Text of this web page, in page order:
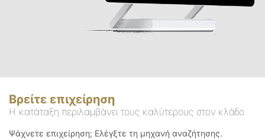
Βρείτε επιχείρηση
Η κατάταξη περιλαμβάνει τους καλύτερους στον κλάδο
Ψάχνετε επιχείρηση; Ελέγξτε τη μηχανή αναζήτησης.